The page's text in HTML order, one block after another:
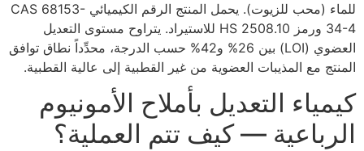
للماء (محب للزيوت). يحمل المنتج الرقم الكيميائي CAS 68153-
34-4 ورمز HS 2508.10 للاستيراد. يتراوح مستوى التعديل
العضوي (LOI) بين 26% و42% حسب الدرجة، محدِّداً نطاق توافق
المنتج مع المذيبات العضوية من غير القطبية إلى عالية القطبية.
كيمياء التعديل بأملاح الأمونيوم
الرباعية — كيف تتم العملية؟